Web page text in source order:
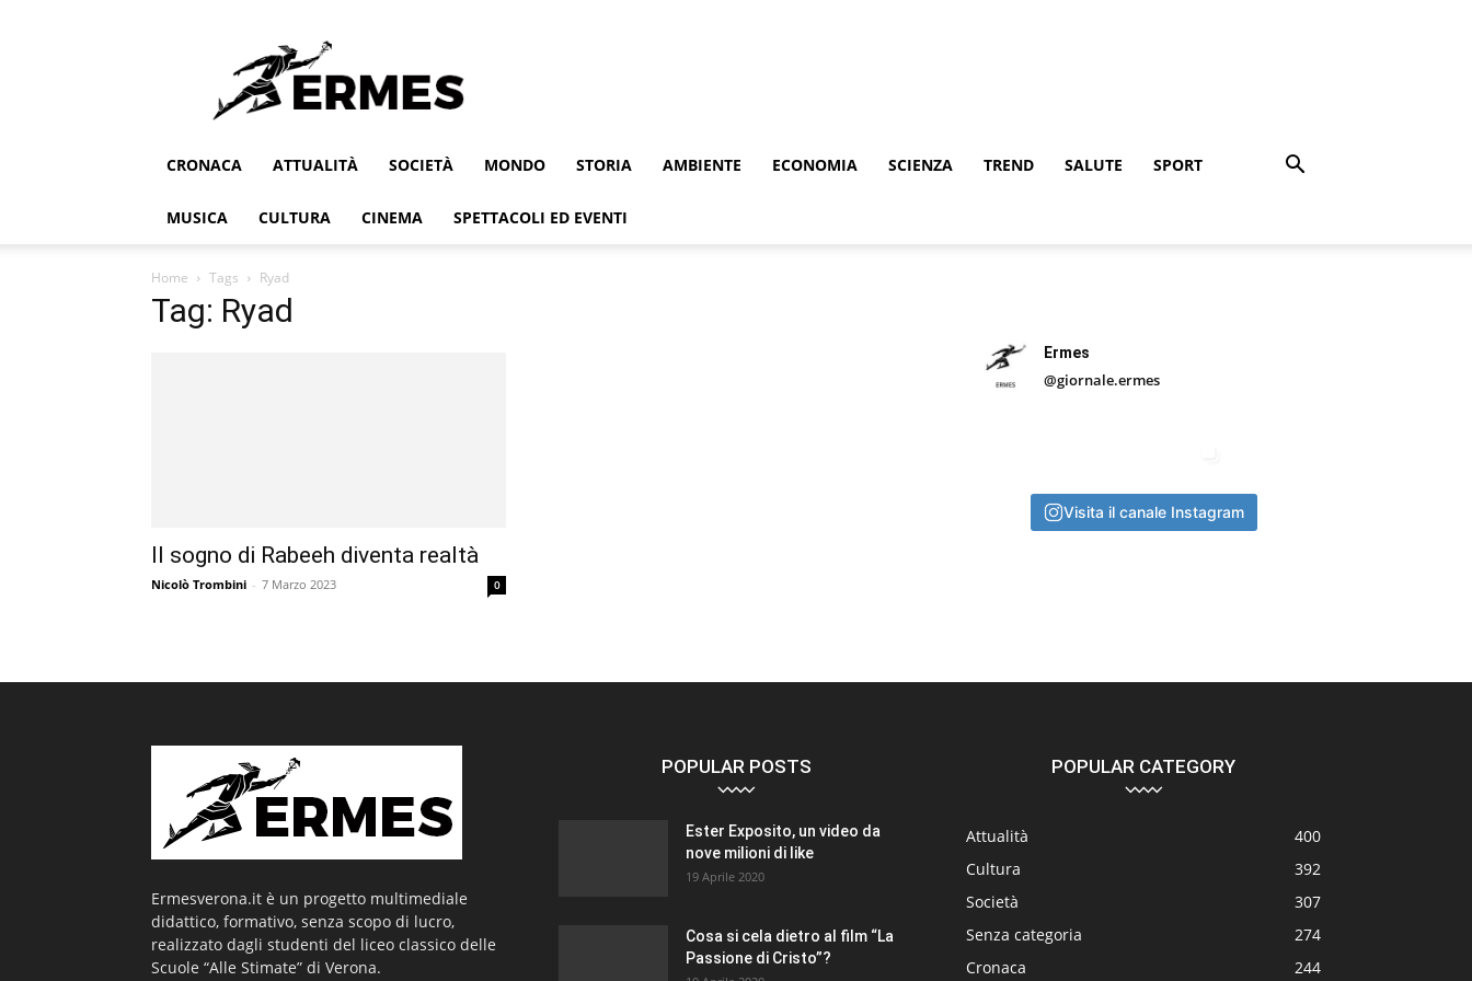
CRONACA ATTUALITÀ SOCIETÀ MONDO STORIA AMBIENTE ECONOMIA SCIENZA TREND SALUTE SPORT
MUSICA CULTURA CINEMA SPETTACOLI ED EVENTI
Home Tags Ryad
Tag: Ryad
Il sogno di Rabeeh diventa realtà
Nicolò Trombini - 7 Marzo 2023 0
Ermes
@giornale.ermes
Visita il canale Instagram
Ermesverona.it è un progetto multimediale
didattico, formativo, senza scopo di lucro,
realizzato dagli studenti del liceo classico delle
Scuole “Alle Stimate” di Verona.
POPULAR POSTS
Ester Exposito, un video da
nove milioni di like
19 Aprile 2020
Cosa si cela dietro al film “La
Passione di Cristo”?
POPULAR CATEGORY
Attualità
400
Cultura
392
Società
307
Senza categoria
274
Cronaca
244